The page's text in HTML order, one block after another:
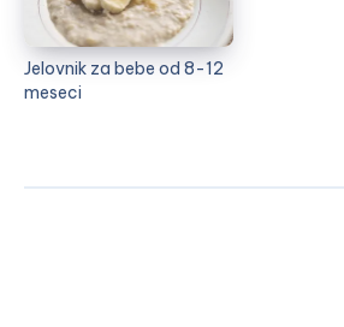
Jelovnik za bebe od 8-12
meseci